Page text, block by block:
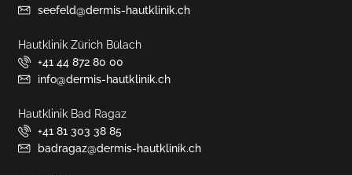
seefeld@dermis-hautklinik.ch
Hautklinik Zürich Bülach
+41 44 872 80 00
info@dermis-hautklinik.ch
Hautklinik Bad Ragaz
+41 81 303 38 85
badragaz@dermis-hautklinik.ch